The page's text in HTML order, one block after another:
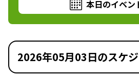
本日のイベン
2026年05月03日のスケ